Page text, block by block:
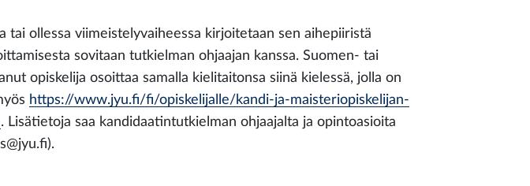
tai ollessa viimeistelyvaiheessa kirjoitetaan sen aihepiiristä
sovitaan tutkielman ohjaajan kanssa. Suomen- tai
opiskelija osoittaa samalla kielitaitonsa siinä kielessä, jolla on
https://www.jyu.fi/fi/opiskelijalle/kandi-ja-maisteriopiskelijan-
. Lisätietoja saa kandidaatintutkielman ohjaajalta ja opintoasioita